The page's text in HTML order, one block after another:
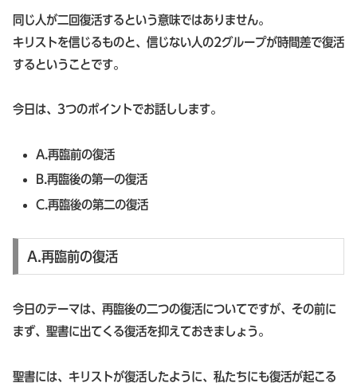
同じ人が二回復活するという意味ではありません。
キリストを信じるものと、信じない人の2グループが時間差で復活
するということです。
今日は、3つのポイントでお話しします。
A.再臨前の復活
B.再臨後の第一の復活
C.再臨後の第二の復活
A.再臨前の復活
今日のテーマは、再臨後の二つの復活についてですが、その前に
まず、聖書に出てくる復活を抑えておきましょう。
聖書には、キリストが復活したように、私たちにも復活が起こる